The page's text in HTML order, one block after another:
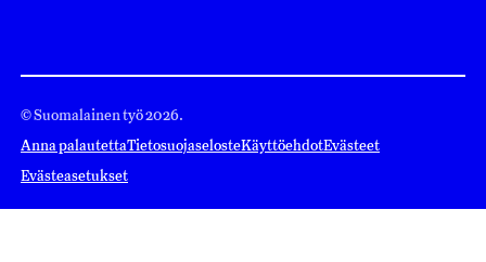
© Suomalainen työ 2026.
Anna palautettaTietosuojaselosteKäyttöehdotEvästeet
Evästeasetukset